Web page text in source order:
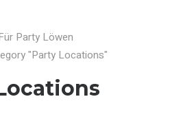
Party Löwen
"Party Locations"